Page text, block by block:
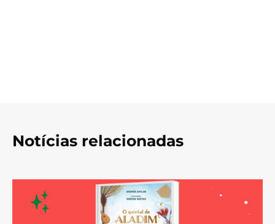
Notícias relacionadas